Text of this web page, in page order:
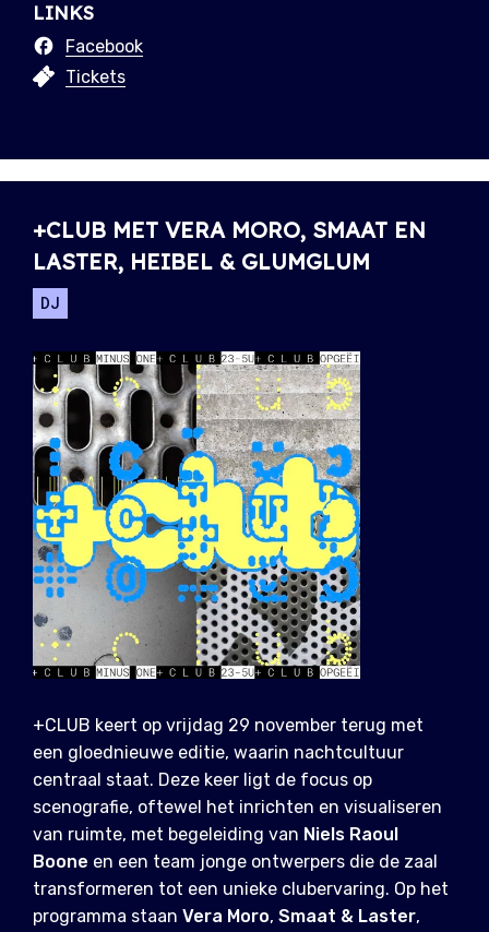
LINKS
Facebook
Tickets
+CLUB MET VERA MORO, SMAAT EN
LASTER, HEIBEL & GLUMGLUM
DJ
+CLUB keert op vrijdag 29 november terug met
een gloednieuwe editie, waarin nachtcultuur
centraal staat. Deze keer ligt de focus op
scenografie, oftewel het inrichten en visualiseren
van ruimte, met begeleiding van Niels Raoul
Boone en een team jonge ontwerpers die de zaal
transformeren tot een unieke clubervaring. Op het
programma staan Vera Moro, Smaat & Laster,